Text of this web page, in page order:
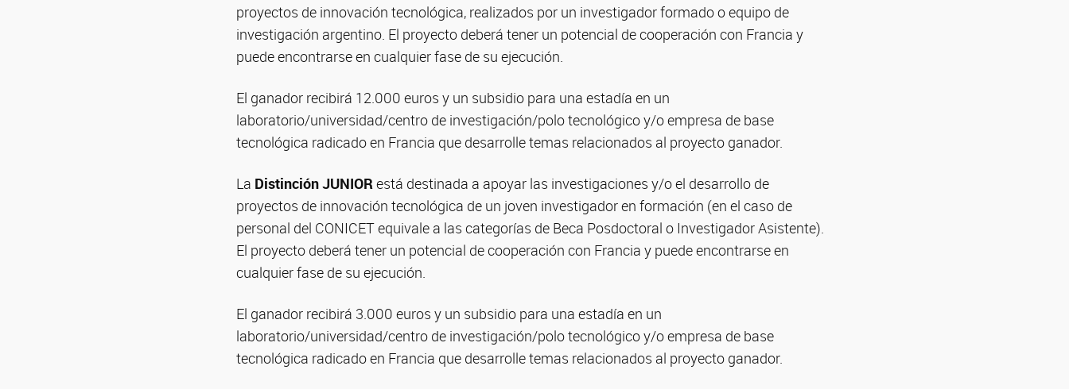
proyectos de innovación tecnológica, realizados por un investigador formado o equipo de
investigación argentino. El proyecto deberá tener un potencial de cooperación con Francia y
puede encontrarse en cualquier fase de su ejecución.
El ganador recibirá 12.000 euros y un subsidio para una estadía en un
laboratorio/universidad/centro de investigación/polo tecnológico y/o empresa de base
tecnológica radicado en Francia que desarrolle temas relacionados al proyecto ganador.
La Distinción JUNIORestá destinada a apoyar las investigaciones y/o el desarrollo de
proyectos de innovación tecnológica de un joven investigador en formación (en el caso de
personal del CONICET equivale a las categorías de Beca Posdoctoral o Investigador Asistente).
El proyecto deberá tener un potencial de cooperación con Francia y puede encontrarse en
cualquier fase de su ejecución.
El ganador recibirá 3.000 euros y un subsidio para una estadía en un
laboratorio/universidad/centro de investigación/polo tecnológico y/o empresa de base
tecnológica radicado en Francia que desarrolle temas relacionados al proyecto ganador.